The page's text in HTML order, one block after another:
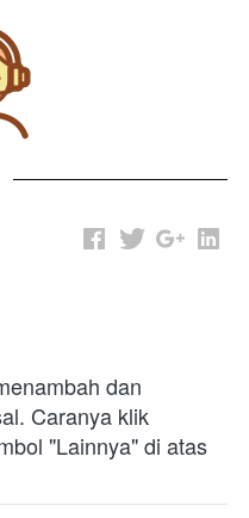
dan
Caranya klik
"Lainnya" di atas